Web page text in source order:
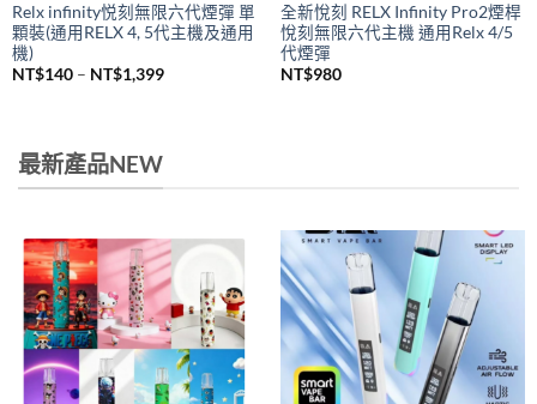
Relx infinity悦刻無限六代煙彈 單
顆裝(通用RELX 4, 5代主機及通用
機)
NT$140 – NT$1,399價
全新悅刻 RELX Infinity Pro2煙桿
悅刻無限六代主機 通用Relx 4/5
代煙彈
NT$980
最新產品NEW